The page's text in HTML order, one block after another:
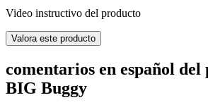
Video instructivo del producto
Valora este producto
comentarios en español
BIG Buggy